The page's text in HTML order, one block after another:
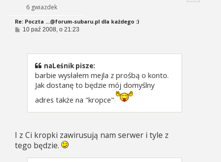
6 gwiazdek
Re: Poczta ...@forum-subaru.pl dla każdego :)
P10 paź 2008, o 21:23
naLeśnik pisze:
barbie wysłałem mejla z prośbą o konto.
Jak dostanę to będzie mój domyślny
adres także na "kropce"
I z Ci kropki zawirusują nam serwer i tyle z
tego będzie.